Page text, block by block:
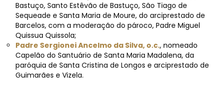
Bastuço, Santo Estêvão de Bastuço, São Tiago de
Sequeade e Santa Maria de Moure, do arciprestado de
Barcelos, com a moderação do pároco, Padre Miguel
Quissua Quissola;
Padre Sergionei Ancelmo da Silva, o.c., nomeado
Capelão do Santuário de Santa Maria Madalena, da
paróquia de Santa Cristina de Longos e arciprestado de
Guimarães e Vizela.